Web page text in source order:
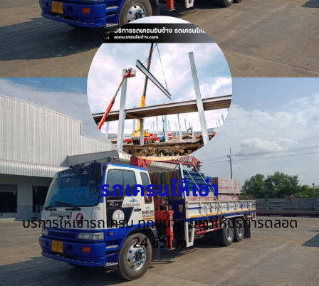
รถเครนให้เช่า
บริการให้เช่ารถเครน ทุกขนาด ยินดีให้บริการตลอด
24 ชั่วโมง